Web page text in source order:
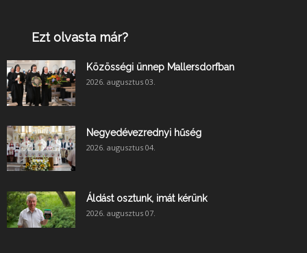
Ezt olvasta már?
Közösségi ünnep Mallersdorfban
2026. augusztus 03.
Negyedévezrednyi hűség
2026. augusztus 04.
Áldást osztunk, imát kérünk
2026. augusztus 07.